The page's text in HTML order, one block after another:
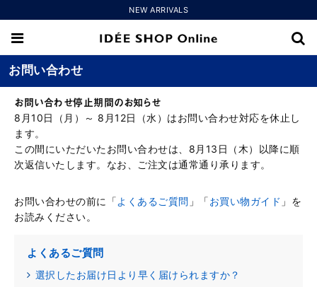
NEW ARRIVALS
お問い合わせ
お問い合わせ停止期間のお知らせ
8月10日（月）～ 8月12日（水）はお問い合わせ対応を休止し
ます。
この間にいただいたお問い合わせは、8月13日（木）以降に順
次返信いたします。なお、ご注文は通常通り承ります。
お問い合わせの前に「よくあるご質問 」「お買い物ガイド 」を
お読みください。
よくあるご質問
選択したお届け日より早く届けられますか？